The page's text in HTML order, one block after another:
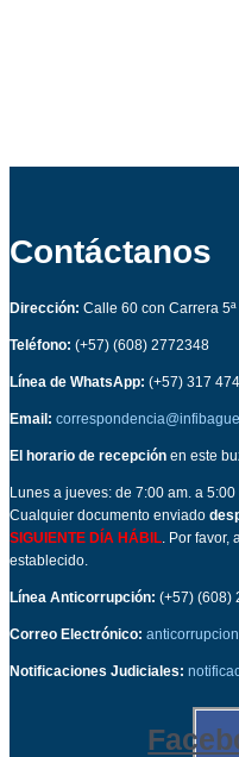
Contáctanos
Dirección: Calle 60 con Carrera
Teléfono: (+57) (608) 2772348
Línea de WhatsApp: (+57) 317
Email:
El horario de recepción en este
Lunes a jueves: de 7:00 am. a
Cualquier documento enviado
SIGUIENTE DÍA HÁBIL . Por
establecido.
Línea Anticorrupción: (+57) (608)
Correo Electrónico:
Notificaciones Judiciales: